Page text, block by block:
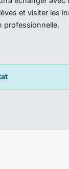
et visiter les
professionnelle.